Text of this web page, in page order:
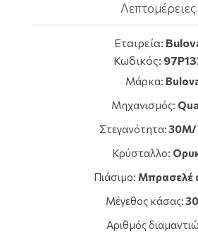
Λεπτομέρειες
Εταιρεία:
Κωδικός:
Μάρκα:
Μηχανισμός:
Στεγανότητα: 30M/
Κρύσταλλο:
Πιάσιμο: Μπρασελέ
Μέγεθος κάσας:
Αριθμός